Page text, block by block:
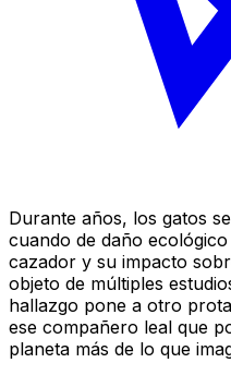
Durante años, los gatos
cuando de daño
cazador y su impacto
objeto de múltiples
hallazgo pone a otro
ese compañero leal que
planeta más de lo que